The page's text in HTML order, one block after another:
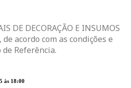
DE DECORAÇÃO E INSUMOS
de acordo com as condições e
Referência.
às 18:00